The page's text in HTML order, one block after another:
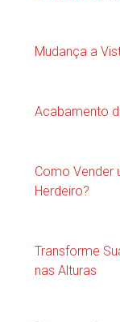
Mudança a
Acabamento
Como Vender
Herdeiro?
Transforme
nas Alturas